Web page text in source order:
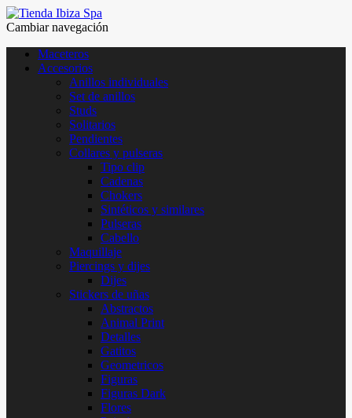
Cambiar navegación
Maceteros
Accesorios
Anillos individuales
Set de anillos
Studs
Solitarios
Pendientes
Collares y pulseras
Tipo clip
Cadenas
Chokers
Sintéticos y similares
Pulseras
Cabello
Maquillaje
Piercings y dijes
Dijes
Stickers de uñas
Abstractos
Animal Print
Detalles
Gatitos
Geometricos
Figuras
Figuras Dark
Flores